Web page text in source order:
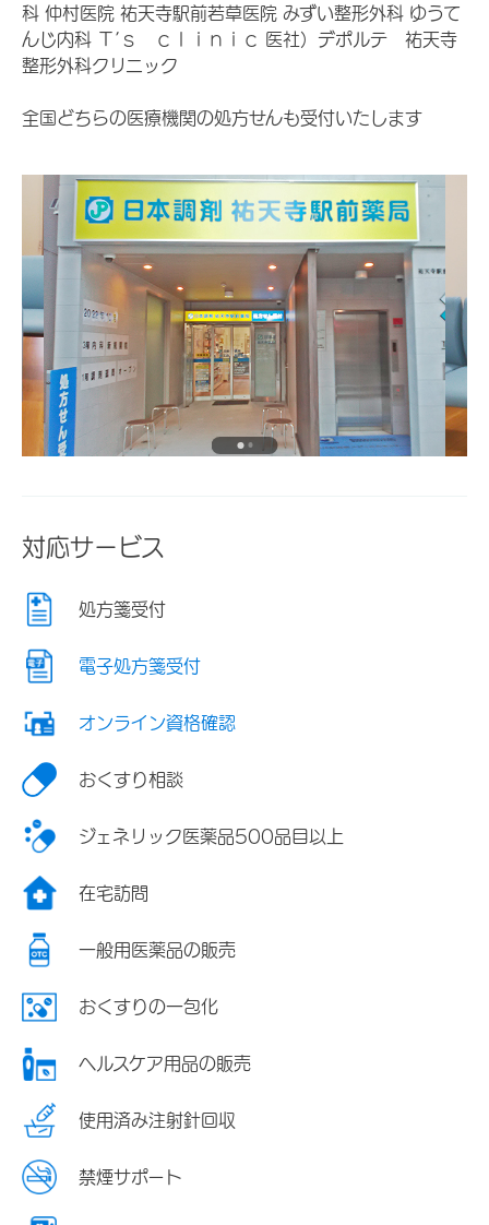
科 仲村医院 祐天寺駅前若草医院 みずい整形外科 ゆうて
んじ内科 Ｔ’ｓ ｃｌｉｎｉｃ 医社）デポルテ 祐天寺
整形外科クリニック
全国どちらの医療機関の処方せんも受付いたします
対応サービス
処方箋受付
電子処方箋受付
オンライン資格確認
おくすり相談
ジェネリック医薬品500品目以上
在宅訪問
一般用医薬品の販売
おくすりの一包化
ヘルスケア用品の販売
使用済み注射針回収
禁煙サポート